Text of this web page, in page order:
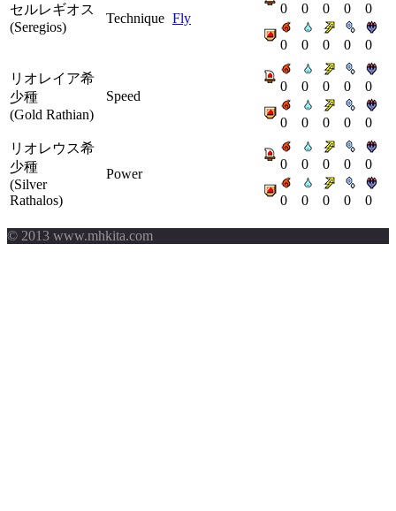
セルレギオス
(Seregios)
Technique Fly
0 0 0 0 0
0 0 0 0 0
リオレイア希
少種
(Gold Rathian)
Speed
0 0 0 0 0
0 0 0 0
0
リオレウス希
少種
(Silver
Rathalos)
Power
0 0 0 0 0
0 0 0 0 0
© 2013 www.mhkita.com